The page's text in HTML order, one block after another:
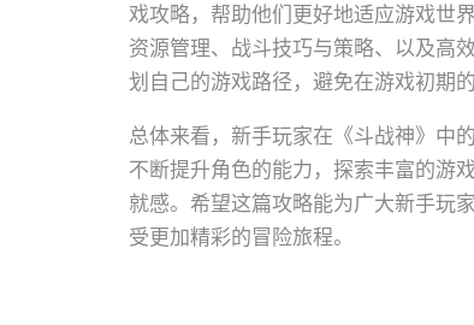
戏攻略，帮助他们更好地适应游戏世
资源管理、战斗技巧与策略、以及高
划自己的游戏路径，避免在游戏初期的
总体来看，新手玩家在《斗战神》中
不断提升角色的能力，探索丰富的游
就感。希望这篇攻略能为广大新手玩
受更加精彩的冒险旅程。